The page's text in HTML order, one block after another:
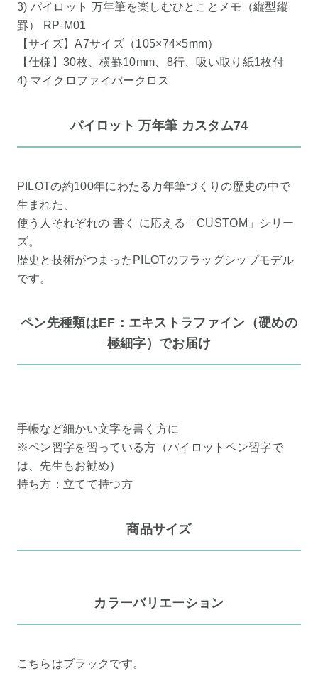
3) パイロット 万年筆を楽しむひとことメモ（縦型縦
罫） RP-M01
【サイズ】A7サイズ（105×74×5mm）
【仕様】30枚、横罫10mm、8行、吸い取り紙1枚付
4) マイクロファイバークロス
パイロット 万年筆 カスタム74
PILOTの約100年にわたる万年筆づくりの歴史の中で
生まれた、
使う人それぞれの 書く に応える「CUSTOM」シリー
ズ。
歴史と技術がつまったPILOTのフラッグシップモデル
です。
ペン先種類はEF：エキストラファイン（硬めの
極細字）でお届け
手帳など細かい文字を書く方に
※ペン習字を習っている方（パイロットペン習字で
は、先生もお勧め）
持ち方：立てて持つ方
商品サイズ
カラーバリエーション
こちらはブラックです。